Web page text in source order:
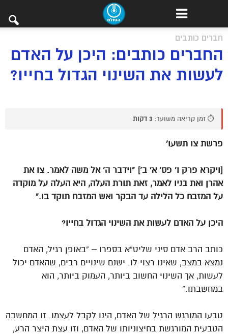
חברים כותבים
החברים כותבים: היכן על האדם
לעשות את השינוי הגדול בחייו?
⏱️ זמן קריאה משוער: 3 דקות
פרשת צו תשעו’
[ויקרא פרק ו’ פס’ א’ ב’] “וידבר ה’ אל משה לאמר. צו את
אהרן ואת בניו לאמר, זאת תורת העלה, היא העלה על מוקדה
על המזבח כל הלילה עד הבקר ואש המזבח תוקד בו.”
היכן על האדם לעשות את השינוי הגדול בחייו?
כותב הרב אדם סיני שליט”א בספרו – “באופן רגיל, האדם
נמצא במצב, שאינו רצוי לו. ישנם שינויים רבים, שהאדם יכול
לעשות, אך השינוי החשוב ביותר, העמוק ביותר, הוא
במחשבתו.”
טבעו המורגש הרגיל של האדם, הינו לקבל לעצמו. זו המחשבה
הטבעית המורגשת בחיצוניותו של האדם, וזו עצת היצר הרע,